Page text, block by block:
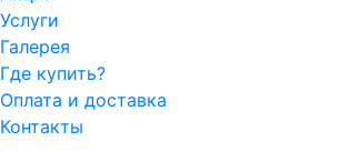
Услуги
Галерея
Где купить?
Оплата и доставка
Контакты